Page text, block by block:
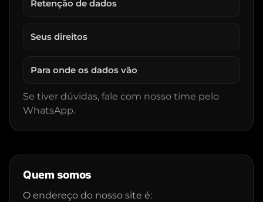
Retenção de dados
Seus direitos
Para onde os dados vão
Se tiver dúvidas, fale com nosso time pelo
WhatsApp.
Quem somos
O endereço do nosso site é: